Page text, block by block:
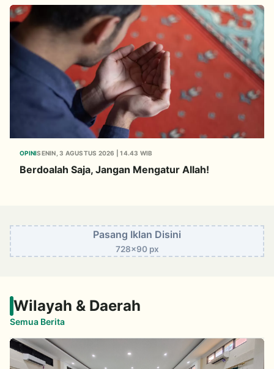
OPINISENIN, 3 AGUSTUS 2026 | 14.43 WIB
Berdoalah Saja, Jangan Mengatur Allah!
Pasang Iklan Disini
728x90 px
Wilayah & Daerah
Semua Berita